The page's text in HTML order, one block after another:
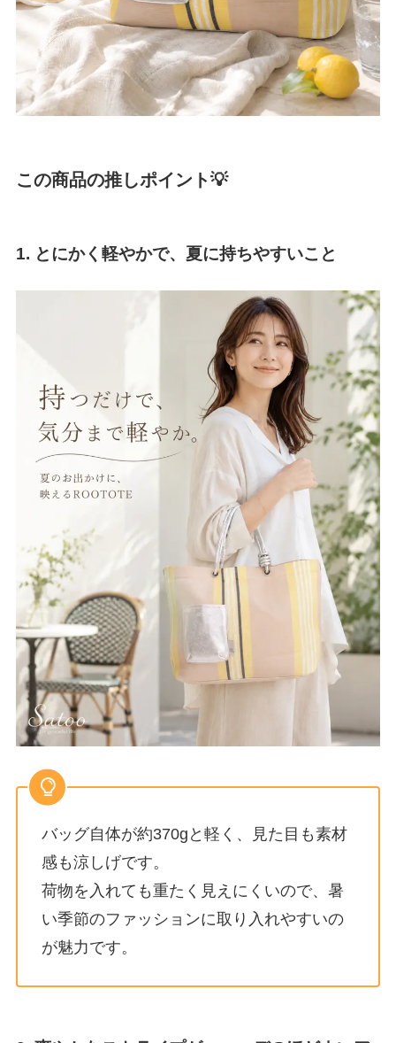
この商品の推しポイント💡
1. とにかく軽やかで、夏に持ちやすいこと
バッグ自体が約370gと軽く、見た目も素材
感も涼しげです。
荷物を入れても重たく見えにくいので、暑
い季節のファッションに取り入れやすいの
が魅力です。